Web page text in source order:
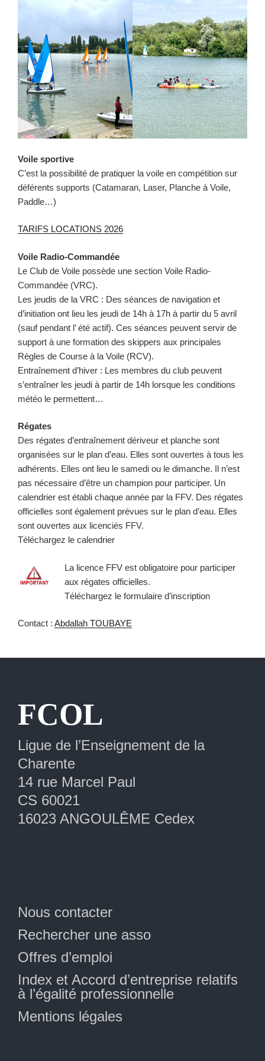
Voile sportive
C’est la possibilité de pratiquer la voile en compétition sur
déférents supports (Catamaran, Laser, Planche à Voile,
Paddle…)
TARIFS LOCATIONS 2026
Voile Radio-Commandée
Le Club de Voile possède une section Voile Radio-
Commandée (VRC).
Les jeudis de la VRC : Des séances de navigation et
d’initiation ont lieu les jeudi de 14h à 17h à partir du 5 avril
(sauf pendant l’ été actif). Ces séances peuvent servir de
support à une formation des skippers aux principales
Règles de Course à la Voile (RCV).
Entraînement d’hiver : Les membres du club peuvent
s’entraîner les jeudi à partir de 14h lorsque les conditions
météo le permettent…
Régates
Des régates d’entraînement dériveur et planche sont
organisées sur le plan d’eau. Elles sont ouvertes à tous les
adhérents. Elles ont lieu le samedi ou le dimanche. Il n’est
pas nécessaire d’être un champion pour participer. Un
calendrier est établi chaque année par la FFV. Des régates
officielles sont également prévues sur le plan d’eau. Elles
sont ouvertes aux licenciés FFV.
Téléchargez le calendrier
La licence FFV est obligatoire pour participer
aux régates officielles.
Téléchargez le formulaire d’inscription
Contact : Abdallah TOUBAYE
FCOL
Ligue de l’Enseignement de la
Charente
14 rue Marcel Paul
CS 60021
16023 ANGOULÊME Cedex
Nous contacter
Rechercher une asso
Offres d’emploi
Index et Accord d’entreprise relatifs
à l’égalité professionnelle
Mentions légales